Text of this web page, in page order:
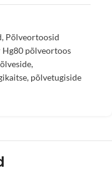
, Põlveortoosid
Hg80 põlveortoos
,
, põlvetugiside